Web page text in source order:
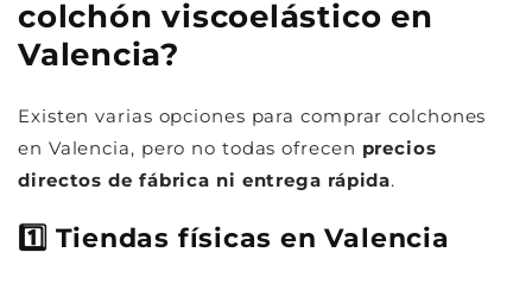
colchón viscoelástico en
Valencia?
Existen varias opciones para comprar colchones
en Valencia, pero no todas ofrecen precios
directos de fábrica ni entrega rápida.
1️⃣ Tiendas físicas en Valencia